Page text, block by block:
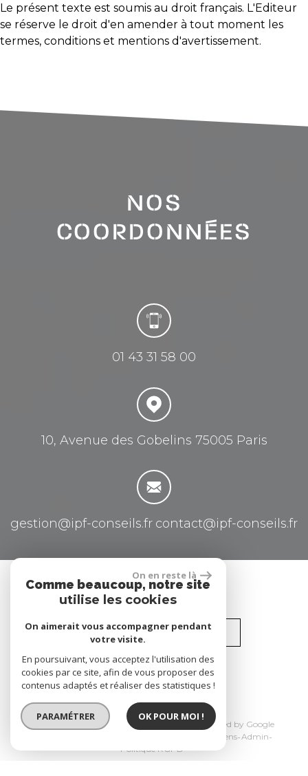
Le présent texte est soumis au droit français. L'Editeur
se réserve le droit d'en amender à tout moment les
termes, conditions et mentions d'avertissement.
NOS
COORDONNÉES
01 43 31 58 00
10, Avenue des Gobelins 75005 Paris
gestion@ipf-conseils.fr contact@ipf-conseils.fr
Se connecter
Espace propriétaire
site réalisé par
© 2026 | Tous droits réservés | Traduction powered by Google
Liens Admin
Politique RGPD
On en reste là
Comme beaucoup, notre site
utilise les cookies
On aimerait vous accompagner pendant
votre visite.
En poursuivant, vous acceptez l'utilisation des
cookies par ce site, afin de vous proposer des
contenus adaptés et réaliser des statistiques !
PARAMÉTRER OK POUR MOI !